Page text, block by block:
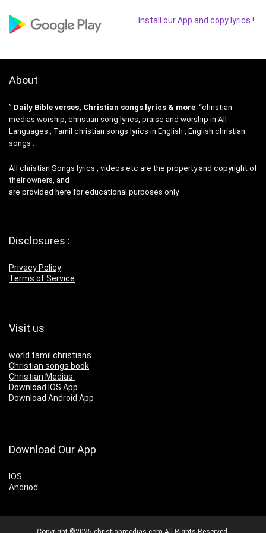
Install our App and copy lyrics !
About
” Daily Bible verses, Christian songs lyrics & more “christian
medias worship, christian song lyrics, praise and worship in All
Languages , Tamil christian songs lyrics in English , English christian
songs .
All christian Songs lyrics , videos etc are the property and copyright of
their owners, and
are provided here for educational purposes only.
Disclosures :
Privacy Policy
Terms of Service
Visit us
world tamil christians
Christian songs book
Christian Medias
Download IOS App
Download Android App
Download Our App
IOS
Andriod